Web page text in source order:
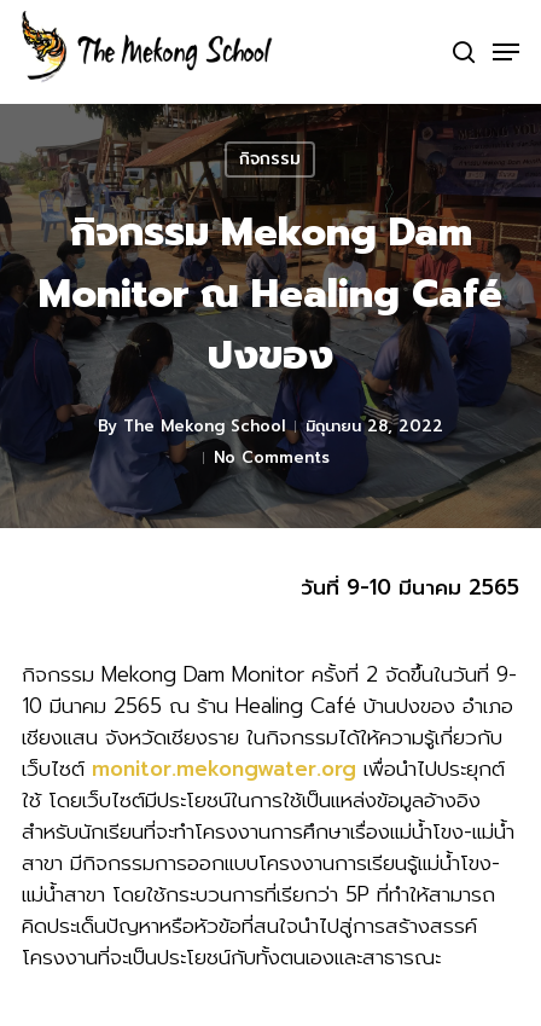
Skip
main
content
search
กิจกรรม
กิจกรรม Mekong Dam
Monitor ณ Healing Café
ปงของ
By The Mekong School
มิถุนายน 28, 2022
No Comments
วันที่ 9-10 มีนาคม 2565
กิจกรรม Mekong Dam Monitor ครั้งที่ 2 จัดขึ้นในวันที่ 9-
10 มีนาคม 2565 ณ ร้าน Healing Café บ้านปงของ อำเภอ
เชียงแสน จังหวัดเชียงราย ในกิจกรรมได้ให้ความรู้เกี่ยวกับ
เว็บไซต์ monitor.mekongwater.org เพื่อนำไปประยุกต์
ใช้ โดยเว็บไซต์มีประโยชน์ในการใช้เป็นแหล่งข้อมูลอ้างอิง
สำหรับนักเรียนที่จะทำโครงงานการศึกษาเรื่องแม่น้ำโขง-แม่น้ำ
สาขา มีกิจกรรมการออกแบบโครงงานการเรียนรู้แม่น้ำโขง-
แม่น้ำสาขา โดยใช้กระบวนการที่เรียกว่า 5P ที่ทำให้สามารถ
คิดประเด็นปัญหาหรือหัวข้อที่สนใจนำไปสู่การสร้างสรรค์
โครงงานที่จะเป็นประโยชน์กับทั้งตนเองและสาธารณะ